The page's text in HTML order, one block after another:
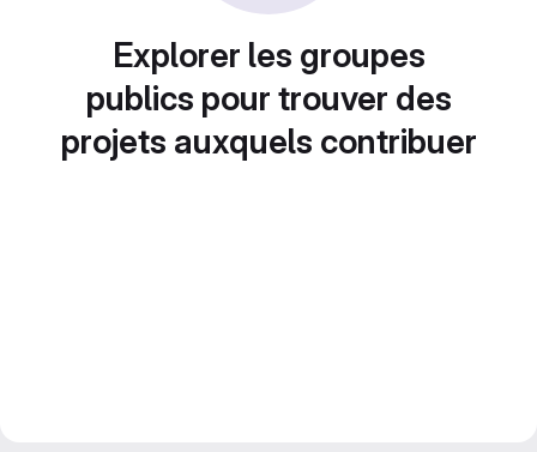
Explorer les groupes
publics pour trouver des
projets auxquels contribuer